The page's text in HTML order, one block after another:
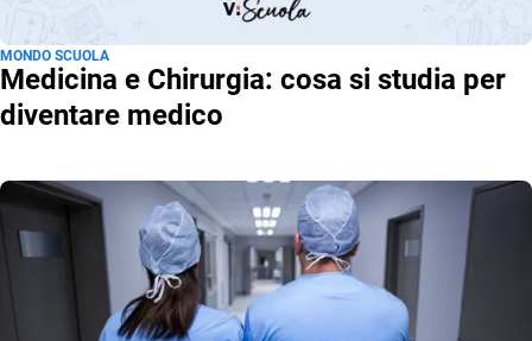
MONDO SCUOLA
Medicina e Chirurgia: cosa si studia per
diventare medico